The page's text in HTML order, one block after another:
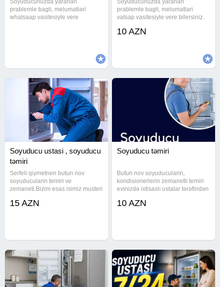
prablemle bagli, melumatlari
whatsaap vasitesiyle vere
prablemle bagli, melumatlari
vatsap vasitesiyle vere bilersiniz.
butun soyuducularin temirine
10 AZN
Soyuducu ustasi , soyuducu
təmiri
Serfeli qiymetnen butun nov
soyuducularin temiri ve
zemaneti.Bizim esas isimiz musteri
,ustasi ,ustası,xolodilnik,xolodelnik
15 AZN
Soyuducu təmiri
Butun nov soyuducularin,
kondisionerlerin zemanetli temiri
evinizdə ixtisaslı ustalar tərəfindən
təmir. BEYNI POZILAN
10 AZN